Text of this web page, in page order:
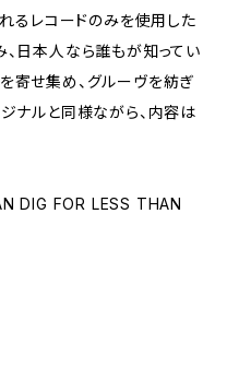
るレコードのみを使用した
、日本人なら誰もが知ってい
寄せ集め、グルーヴを紡ぎ
ナルと同様ながら、内容は
DIG FOR LESS THAN